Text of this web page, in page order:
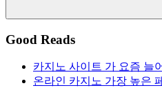
Search
Good Reads
카지노 사이트 가 요즘 늘
온라인 카지노 가장 높은